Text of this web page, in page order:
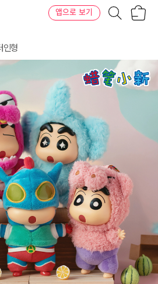
앱으로 보기
인형